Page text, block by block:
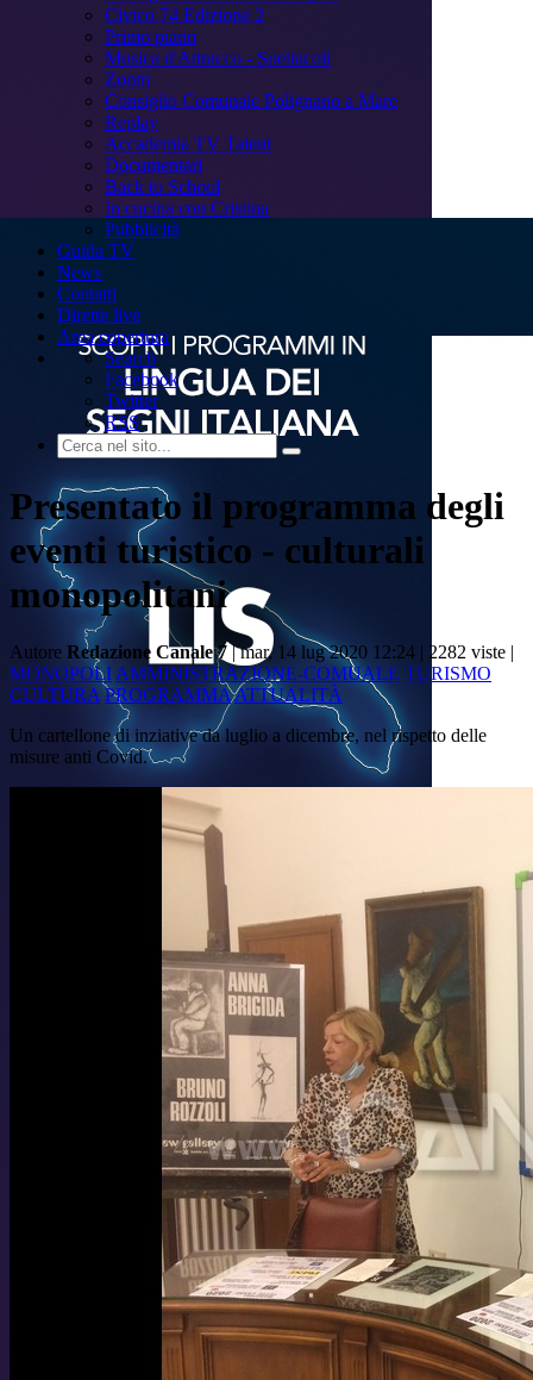
Civico 74 Edizione 2
Primo piano
Musica d'Attracco - Spettacoli
Zoom
Consiglio Comunale Polignano a Mare
Replay
Accademia TV Talent
Documentari
Back to School
In cucina con Cristina
Pubblicità
Guida TV
News
Contatti
Dirette live
Area copertura
Search
Facebook
Twitter
RSS
Presentato il programma degli
eventi turistico - culturali
monopolitani
Autore Redazione Canale 7| mar, 14 lug 2020 12:24 | 2282 viste |
MONOPOLI AMMINISTRAZIONE-COMUALE TURISMO
CULTURA PROGRAMMAATTUALITÀ
Un cartellone di inziative da luglio a dicembre, nel rispetto delle
misure anti Covid.